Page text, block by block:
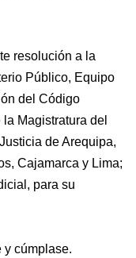
resolución a la
Público, Equipo
del Código
Magistratura del
de Arequipa,
Cajamarca y Lima;
para su
y cúmplase.